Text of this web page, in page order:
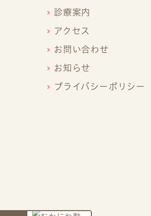
診療案内
アクセス
お問い合わせ
お知らせ
プライバシーポリシー